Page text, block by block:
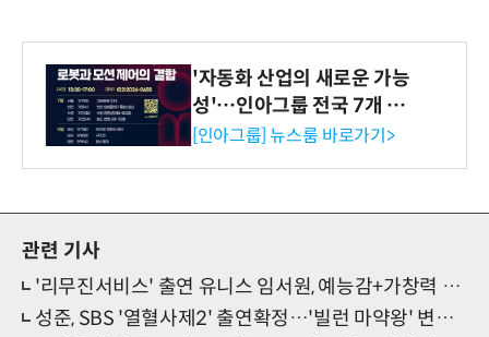
'자동화 산업의 새로운 가능
성'…인아그룹 전국 7개 도
시 세미나 페어 개최
[인아그룹] 뉴스룸 바로가기>
관련 기사
'리무진서비스' 출연 유니스 임서원, 예능감+가창력 다 잡았다
성준, SBS '열혈사제2' 출연확정…'빌런 마약왕' 변신 예고